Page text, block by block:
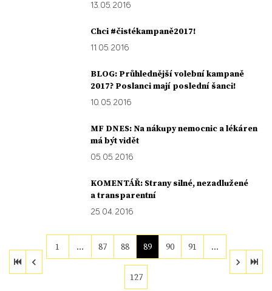
13. 05. 2016
Chci #čistékampaně2017!
11. 05. 2016
BLOG: Průhlednější volební kampaně
2017? Poslanci mají poslední šanci!
10. 05. 2016
MF DNES: Na nákupy nemocnic a lékáren
má být vidět
05. 05. 2016
KOMENTÁŘ: Strany silné, nezadlužené
a transparentní
25. 04. 2016
1 … 87 88 89 90 91 …
127